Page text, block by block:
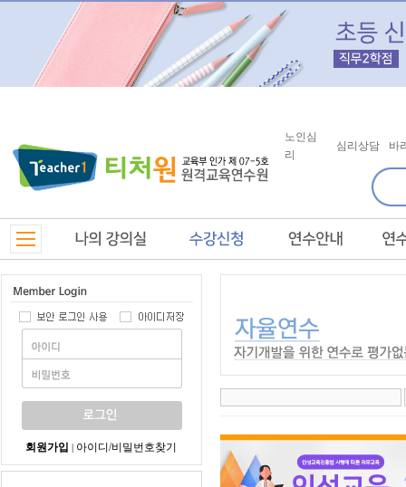
노인심
리
심리상담 바
회원가입 아이디/비밀번호찾기